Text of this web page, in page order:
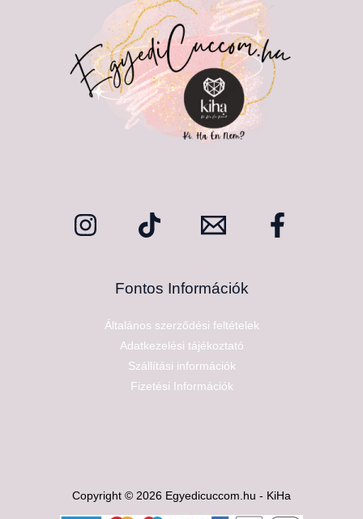
Fontos Információk
Általános szerződési feltételek
Adatkezelési tájékoztató
Szállítási információk
Fizetési Információk
Copyright © 2026 Egyedicuccom.hu - KiHa